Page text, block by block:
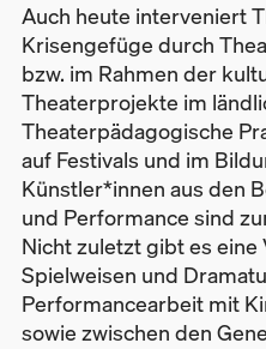
Auch heute interveniert
Krisengefüge durch
bzw. im Rahmen der
Theaterprojekte im
Theaterpädagogische
auf Festivals und im
Künstler*innen aus den
und Performance sind
Nicht zuletzt gibt es
Spielweisen und
Performancearbeit mit
sowie zwischen den